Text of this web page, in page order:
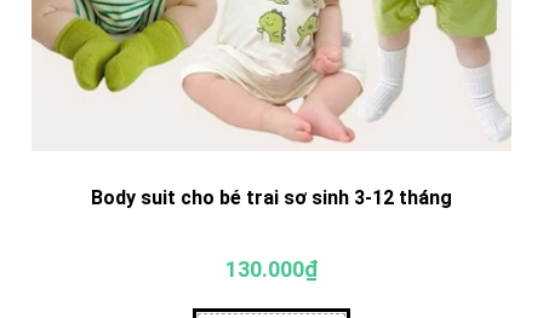
Body suit cho bé trai sơ sinh 3-12 tháng
130.000₫